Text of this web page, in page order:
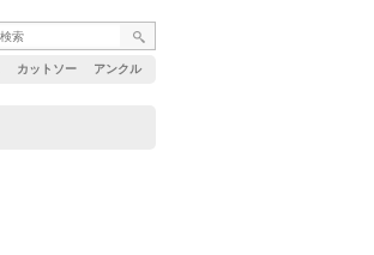
カットソー アンクル